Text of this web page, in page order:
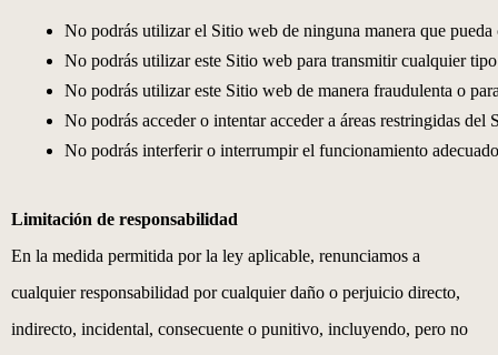
No podrás utilizar el Sitio web de ninguna manera que
No podrás utilizar este Sitio web para transmitir cualquier
No podrás utilizar este Sitio web de manera fraudulenta o
No podrás acceder o intentar acceder a áreas restringidas
No podrás interferir o interrumpir el funcionamiento
Limitación de responsabilidad
En la medida permitida por la ley aplicable, renunciamos a
cualquier responsabilidad por cualquier daño o perjuicio directo,
indirecto, incidental, consecuente o punitivo, incluyendo, pero no